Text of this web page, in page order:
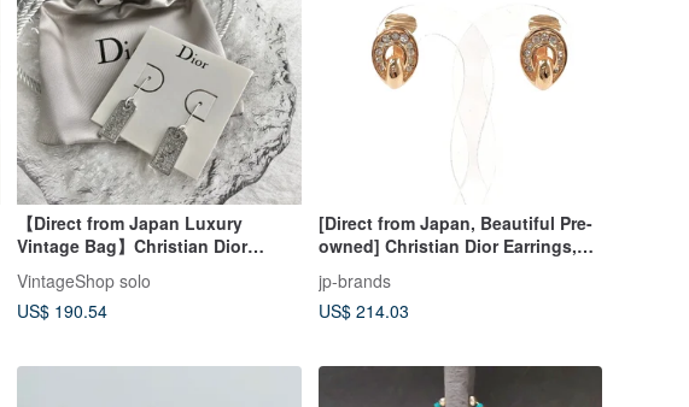
【Direct from Japan Luxury
Vintage Bag】Christian Dior
Logo Stone vintage xzjvy6
VintageShop solo
US$ 190.54
[Direct from Japan, Beautiful Pre-
owned] Christian Dior Earrings,
jp-brands
US$ 214.03